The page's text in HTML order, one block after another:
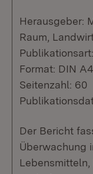
Herausgeber:
Raum,
Format: DIN A4
Seitenzahl: 60
Der Bericht
Überwachung
Lebensmitteln,